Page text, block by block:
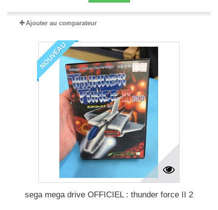
Ajouter au comparateur
NOUVEAU
sega mega drive OFFICIEL : thunder force II 2